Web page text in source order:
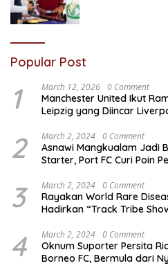
Popular Post
1 March 12, 2026 0 Comment
Manchester United Ikut
Leipzig yang Diincar
2 March 2, 2024 0 Comment
Asnawi Mangkualam Jadi
Starter, Port FC Curi Poin
3 March 2, 2024 0 Comment
Rayakan World Rare
Hadirkan “Track Tribe
4 March 2, 2024 0 Comment
Oknum Suporter Persita
Borneo FC, Bermula dari